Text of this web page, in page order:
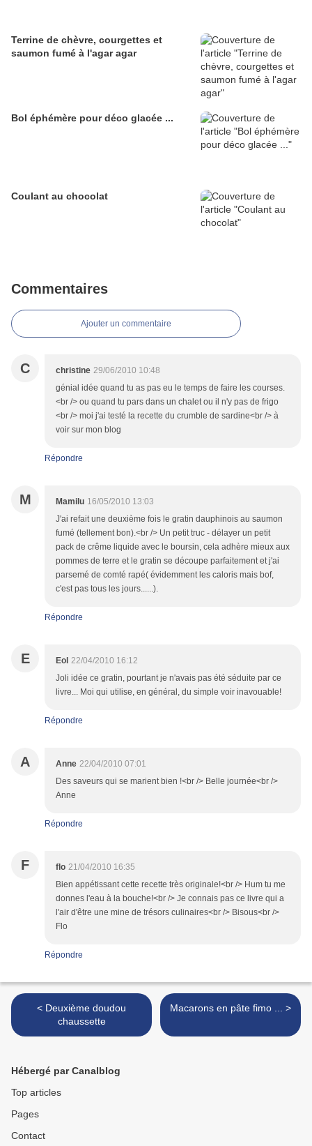
Terrine de chèvre, courgettes et
saumon fumé à l'agar agar
Bol éphémère pour déco glacée ...
Coulant au chocolat
Commentaires
Ajouter un commentaire
C christine 29/06/2010 10:48
génial idée quand tu as pas eu le temps de faire les courses.
<br /> ou quand tu pars dans un chalet ou il n'y pas de frigo
<br /> moi j'ai testé la recette du crumble de sardine<br /> à
voir sur mon blog
Répondre
M Mamilu 16/05/2010 13:03
J'ai refait une deuxième fois le gratin dauphinois au saumon
fumé (tellement bon).<br /> Un petit truc - délayer un petit
pack de crême liquide avec le boursin, cela adhère mieux aux
pommes de terre et le gratin se découpe parfaitement et j'ai
parsemé de comté rapé( évidemment les caloris mais bof,
c'est pas tous les jours......).
Répondre
E Eol 22/04/2010 16:12
Joli idée ce gratin, pourtant je n'avais pas été séduite par ce
livre... Moi qui utilise, en général, du simple voir inavouable!
Répondre
A Anne 22/04/2010 07:01
Des saveurs qui se marient bien !<br /> Belle journée<br />
Anne
Répondre
F flo 21/04/2010 16:35
Bien appétissant cette recette très originale!<br /> Hum tu me
donnes l'eau à la bouche!<br /> Je connais pas ce livre qui a
l'air d'être une mine de trésors culinaires<br /> Bisous<br />
Flo
Répondre
< Deuxième doudou
chaussette
Macarons en pâte fimo ... >
Hébergé par Canalblog
Top articles
Pages
Contact